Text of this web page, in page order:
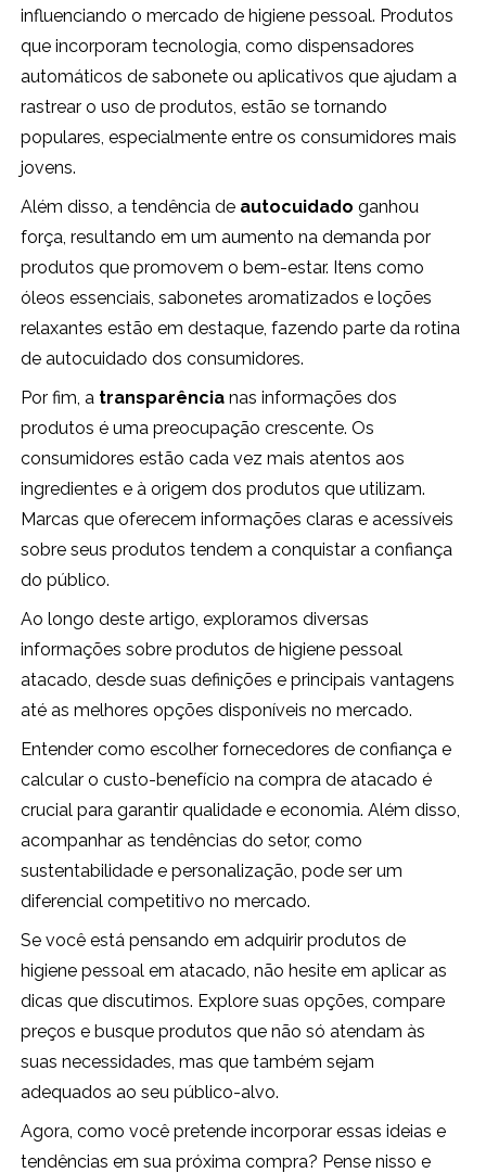
influenciando o mercado de higiene pessoal. Produtos
que incorporam tecnologia, como dispensadores
automáticos de sabonete ou aplicativos que ajudam a
rastrear o uso de produtos, estão se tornando
populares, especialmente entre os consumidores mais
jovens.
Além disso, a tendência de autocuidado ganhou
força, resultando em um aumento na demanda por
produtos que promovem o bem-estar. Itens como
óleos essenciais, sabonetes aromatizados e loções
relaxantes estão em destaque, fazendo parte da rotina
de autocuidado dos consumidores.
Por fim, a transparência nas informações dos
produtos é uma preocupação crescente. Os
consumidores estão cada vez mais atentos aos
ingredientes e à origem dos produtos que utilizam.
Marcas que oferecem informações claras e acessíveis
sobre seus produtos tendem a conquistar a confiança
do público.
Ao longo deste artigo, exploramos diversas
informações sobre produtos de higiene pessoal
atacado, desde suas definições e principais vantagens
até as melhores opções disponíveis no mercado.
Entender como escolher fornecedores de confiança e
calcular o custo-benefício na compra de atacado é
crucial para garantir qualidade e economia. Além disso,
acompanhar as tendências do setor, como
sustentabilidade e personalização, pode ser um
diferencial competitivo no mercado.
Se você está pensando em adquirir produtos de
higiene pessoal em atacado, não hesite em aplicar as
dicas que discutimos. Explore suas opções, compare
preços e busque produtos que não só atendam às
suas necessidades, mas que também sejam
adequados ao seu público-alvo.
Agora, como você pretende incorporar essas ideias e
tendências em sua próxima compra? Pense nisso e